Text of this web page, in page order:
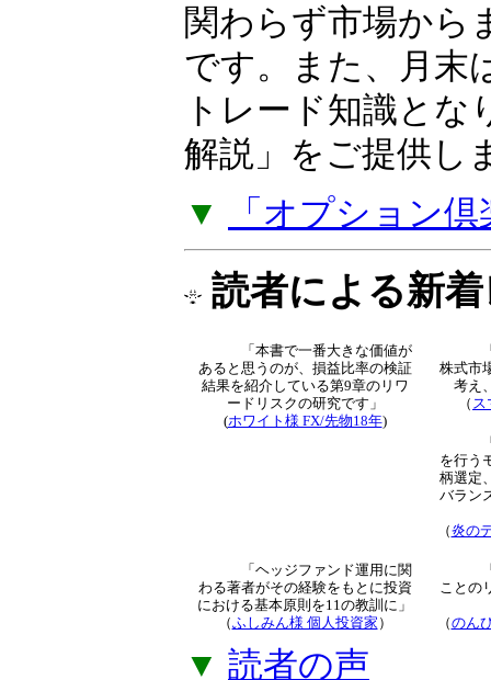
す。なお、グレイ
は、高確率で大問
関わらず市場か
です。また、月末
トレード知識とな
解説」をご提供し
▼ 「オプション
読者による新
より
（
「ヘッジファンド運用に関